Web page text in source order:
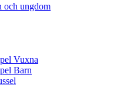
och ungdom
Vuxna
Barn